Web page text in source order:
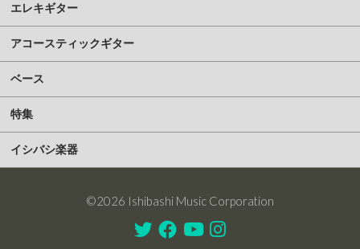
エレキギター
アコースティックギター
ベース
特集
イシバシ楽器
©2026 Ishibashi Music Corporation
TwitterFacebook
YoutubeInstagram